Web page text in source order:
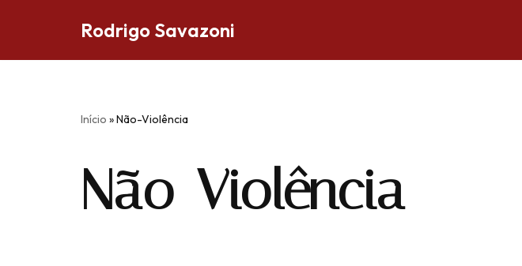
Rodrigo Savazoni
Início »Não-Violência
Não-Violência